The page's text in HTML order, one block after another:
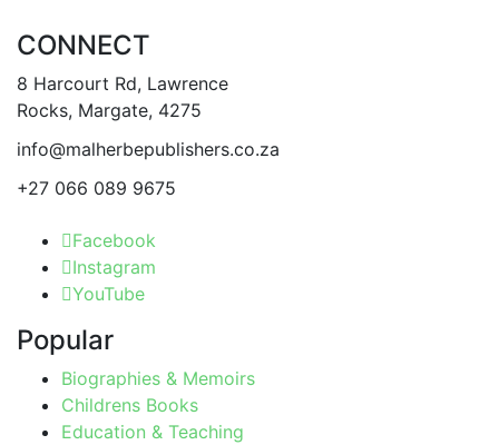
the
page
CONNECT
8 Harcourt Rd, Lawrence
Rocks, Margate, 4275
info@malherbepublishers.co.za
+27 066 089 9675
Facebook
Instagram
YouTube
Popular
Biographies & Memoirs
Childrens Books
Education & Teaching